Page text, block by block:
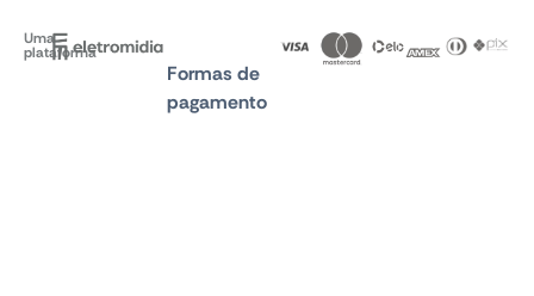
Uma
plataforma
Formas de
pagamento